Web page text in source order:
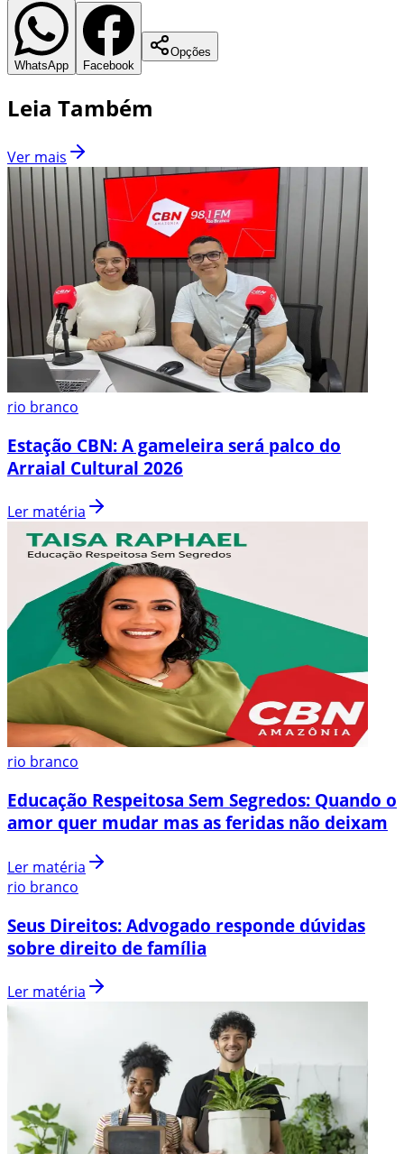
WhatsApp Facebook
Opções
Leia Também
Ver mais
rio branco
Estação CBN: A gameleira será palco do
Arraial Cultural 2026
Ler matéria
rio branco
Educação Respeitosa Sem Segredos: Quando o
amor quer mudar mas as feridas não deixam
Ler matéria
rio branco
Seus Direitos: Advogado responde dúvidas
sobre direito de família
Ler matéria